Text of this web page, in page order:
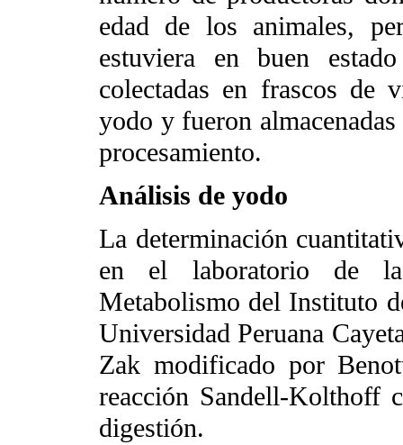
edad de los animales,
estuviera en buen
colectadas en frascos de
yodo y fueron
procesamiento.
Análisis de yodo
La determinación
en el laboratorio de
Metabolismo del Instituto
Universidad Peruana
Zak modificado por
reacción Sandell-Kolthoff
digestión.